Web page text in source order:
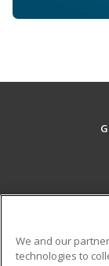
We and our
technologies to